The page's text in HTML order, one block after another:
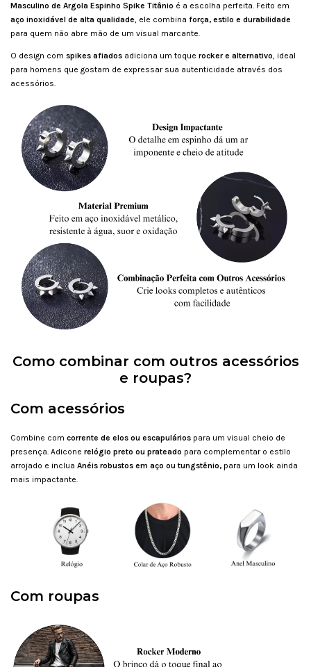
Masculino de Argola Espinho Spike Titânio é a escolha perfeita. Feito em
aço inoxidável de alta qualidade, ele combina força, estilo e durabilidade
para quem não abre mão de um visual marcante.
O design com spikes afiados adiciona um toque rocker e alternativo, ideal
para homens que gostam de expressar sua autenticidade através dos
acessórios.
Como combinar com outros acessórios
e roupas?
Com acessórios
Combine com corrente de elos ou escapulários para um visual cheio de
presença. Adicone relógio preto ou prateado para complementar o estilo
arrojado e inclua Anéis robustos em aço ou tungstênio, para um look ainda
mais impactante.
Com roupas